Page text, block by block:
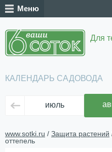
Меню
Для
КАЛЕНДАРЬ САДОВОДА
июль
www.sotki.ru / Защита растений
оттепель